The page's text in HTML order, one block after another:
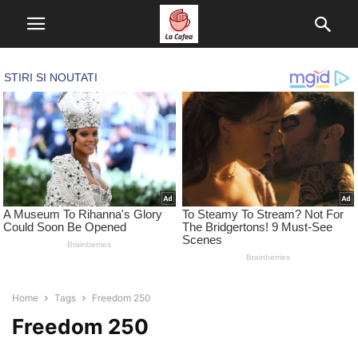
Home Tags Freedom 250
Freedom 250